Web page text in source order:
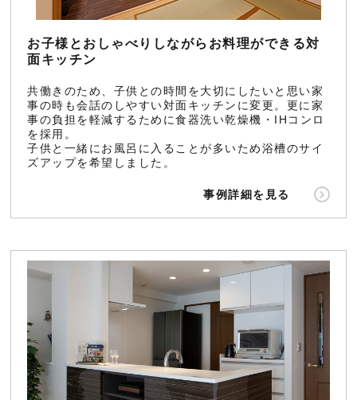
お子様とおしゃべりしながらお料理ができる対
面キッチン
共働きのため、子供との時間を大切にしたいと思い家
事の時も会話のしやすい対面キッチンに変更。更に家
事の負担を軽減するために食器洗い乾燥機・IHコンロ
を採用。
子供と一緒にお風呂に入ることが多いため浴槽のサイ
ズアップを希望しました。
事例詳細を見る